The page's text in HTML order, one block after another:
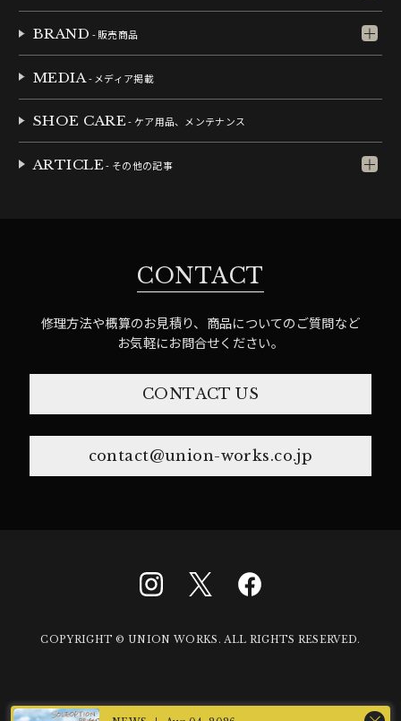
BRAND - 販売商品
MEDIA- メディア掲載
SHOE CARE- ケア用品、メンテナンス
ARTICLE- その他の記事
CONTACT
修理方法や概算のお見積り、商品についてのご質問など
お気軽にお問合せください。
CONTACT US
contact@union-works.co.jp
COPYRIGHT © UNION WORKS. ALL RIGHTS RESERVED.